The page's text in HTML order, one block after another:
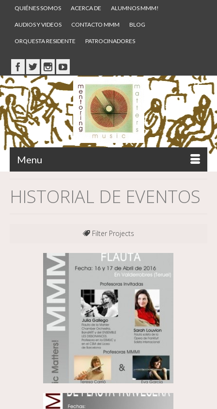
QUIÉNES SOMOS ACERCA DE ALUMNOS MMM!
AUDIOS Y VIDEOS CONTACTO MMM BLOG
ORQUESTA RESIDENTE PATROCINADORES
Menu
HISTORIAL DE EVENTOS
Filter Projects
All